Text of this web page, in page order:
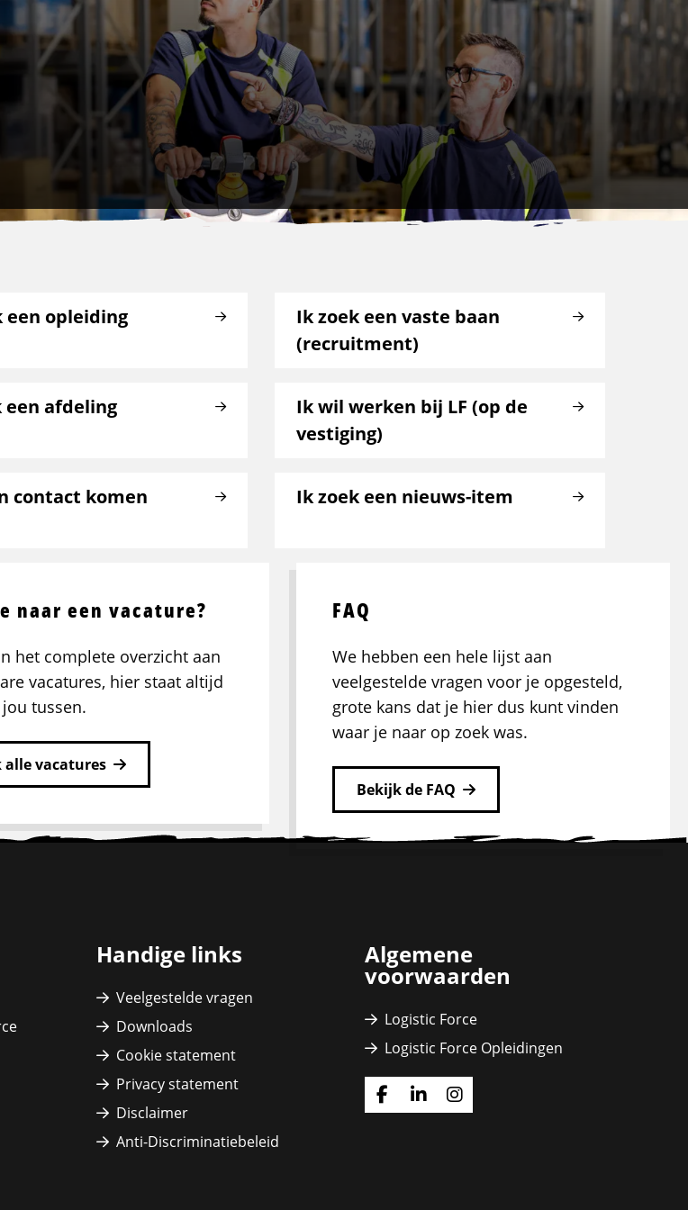
een opleiding
Ik zoek een vaste baan
(recruitment)
een afdeling
Ik wil werken bij LF (op de
vestiging)
contact komen Ik zoek een nieuws-item
naar een vacature?
het complete overzicht aan
vacatures, hier staat altijd
tussen.
alle vacatures
FAQ
We hebben een hele lijst aan
veelgestelde vragen voor je opgesteld,
grote kans dat je hier dus kunt vinden
waar je naar op zoek was.
Bekijk de FAQ
Handige links
Veelgestelde vragen
Downloads
Cookie statement
Privacy statement
Disclaimer
Anti-Discriminatiebeleid
Algemene
voorwaarden
Logistic Force
Logistic Force Opleidingen
Ga
Ga
Ga